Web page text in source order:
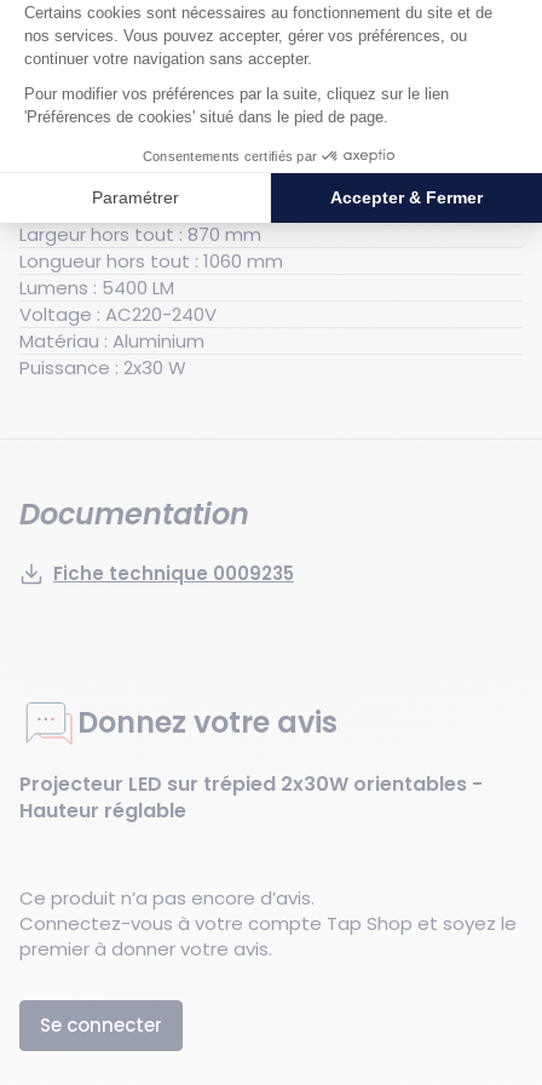
Caractéristiques techniques
Hauteur hors tout : 2200 mm
Largeur hors tout : 870 mm
Longueur hors tout : 1060 mm
Lumens : 5400 LM
Voltage : AC220-240V
Matériau : Aluminium
Puissance : 2x30 W
Documentation
Fiche technique 0009235
Donnez votre avis
Projecteur LED sur trépied 2x30W orientables -
Hauteur réglable
Ce produit n’a pas encore d’avis.
Connectez-vous à votre compte Tap Shop et soyez le
premier à donner votre avis.
Se connecter